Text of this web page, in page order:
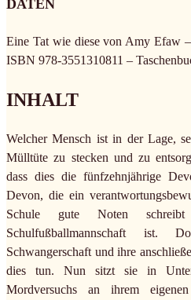
DATEN
Eine Tat wie diese von Amy Efaw
ISBN 978-3551310811 –
INHALT
Welcher Mensch ist in der Lage,
Mülltüte zu stecken und zu
dass dies die fünfzehnjährige
Devon, die ein
Schule gute Noten
Schulfußballmannschaft ist.
Schwangerschaft und ihre
dies tun. Nun sitzt sie in
Mordversuchs an ihrem